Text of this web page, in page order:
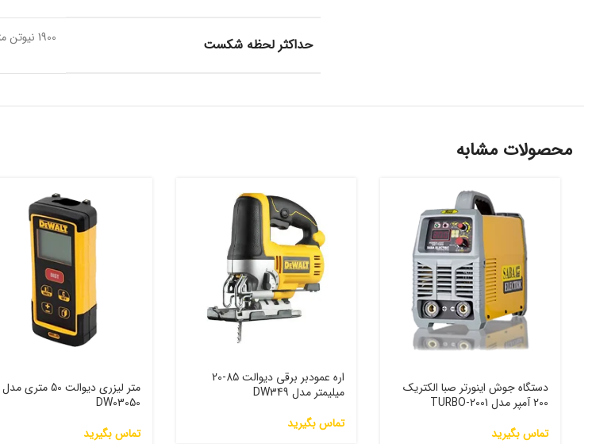
حداکثر لحظه شکست 1900 نیوتن متر
محصولات مشابه
دستگاه جوش اینورتر صبا الکتریک
200 آمپر مدل 2001-TURBO
تماس بگیرید
اره عمودبر برقی دیوالت 85-20
میلیمتر مدل DW349
تماس بگیرید
متر لیزری دیوالت 50 متری مدل
DW03050
تماس بگیرید